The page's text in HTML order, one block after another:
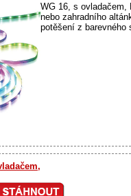
WG 16, s ovladačem,
nebo zahradního
potěšení z barevného